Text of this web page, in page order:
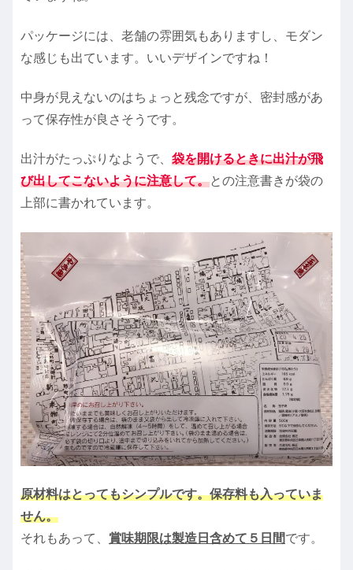
パッケージには、老舗の雰囲気もありますし、モダン
な感じも出ています。いいデザインですね！
中身が見えないのはちょっと残念ですが、密封感があ
って保存性が良さそうです。
出汁がたっぷりなようで、 袋を開けるときに出汁が飛
び出してこないように注意して。との注意書きが袋の
上部に書かれています。
原材料はとってもシンプルです。保存料も入っていま
せん。
それもあって、 賞味期限は製造日含めて５日間です。